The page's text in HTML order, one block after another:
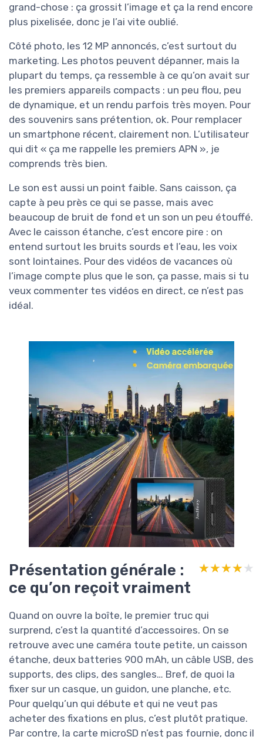
grand-chose : ça grossit l’image et ça la rend encore
plus pixelisée, donc je l’ai vite oublié.
Côté photo, les 12 MP annoncés, c’est surtout du
marketing. Les photos peuvent dépanner, mais la
plupart du temps, ça ressemble à ce qu’on avait sur
les premiers appareils compacts : un peu flou, peu
de dynamique, et un rendu parfois très moyen. Pour
des souvenirs sans prétention, ok. Pour remplacer
un smartphone récent, clairement non. L’utilisateur
qui dit « ça me rappelle les premiers APN », je
comprends très bien.
Le son est aussi un point faible. Sans caisson, ça
capte à peu près ce qui se passe, mais avec
beaucoup de bruit de fond et un son un peu étouffé.
Avec le caisson étanche, c’est encore pire : on
entend surtout les bruits sourds et l’eau, les voix
sont lointaines. Pour des vidéos de vacances où
l’image compte plus que le son, ça passe, mais si tu
veux commenter tes vidéos en direct, ce n’est pas
idéal.
Présentation générale :
ce qu’on reçoit vraiment
★★★★★
★★★★★
Quand on ouvre la boîte, le premier truc qui
surprend, c’est la quantité d’accessoires. On se
retrouve avec une caméra toute petite, un caisson
étanche, deux batteries 900 mAh, un câble USB, des
supports, des clips, des sangles… Bref, de quoi la
fixer sur un casque, un guidon, une planche, etc.
Pour quelqu’un qui débute et qui ne veut pas
acheter des fixations en plus, c’est plutôt pratique.
Par contre, la carte microSD n’est pas fournie, donc il